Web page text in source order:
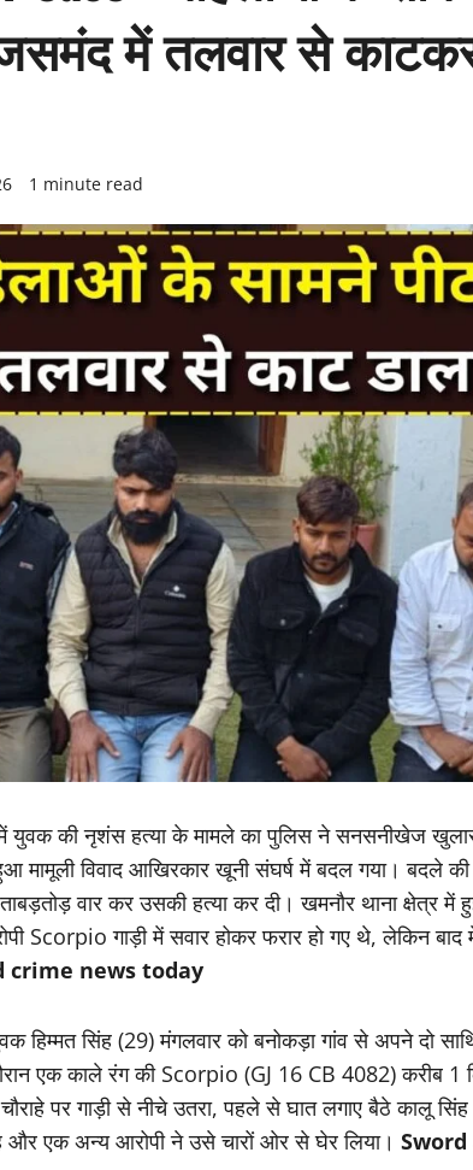
में तलवार से
1 minute read
युवक की नृशंस हत्या के मामले का पुलिस ने सनसनीखेज
विवाद आखिरकार खूनी संघर्ष में बदल गया। बदले
वार कर उसकी हत्या कर दी। खमनौर थाना क्षेत्र में
Scorpio गाड़ी में सवार होकर फरार हो गए थे, लेकिन बाद
crime news today
हिम्मत सिंह (29) मंगलवार को बनोकड़ा गांव से अपने दो
एक काले रंग की Scorpio (GJ 16 CB 4082) करीब 1
पर गाड़ी से नीचे उतरा, पहले से घात लगाए बैठे कालू
एक अन्य आरोपी ने उसे चारों ओर से घेर लिया।